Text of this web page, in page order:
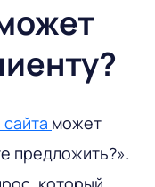
может
предложить?».